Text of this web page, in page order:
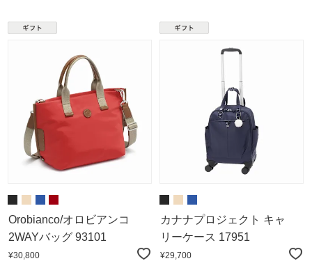
Orobianco/オロビアンコ
2WAYバッグ 93101
¥30,800
カナナプロジェクト キャ
リーケース 17951
¥29,700